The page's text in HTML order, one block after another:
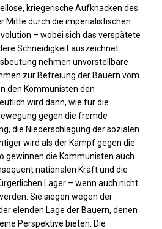
kriegerische Aufknacken des
Mitte durch die imperialistischen
– wobei sich das verspätete
Schneidigkeit auszeichnet.
nehmen unvorstellbare
zur Befreiung der Bauern vom
den Kommunisten den
wird dann, wie für die
gegen die fremde
die Niederschlagung der sozialen
wird als der Kampf gegen die
gewinnen die Kommunisten auch
nationalen Kraft und die
Lager – wenn auch nicht
Sie siegen wegen der
elenden Lage der Bauern, denen
Perspektive bieten. Die